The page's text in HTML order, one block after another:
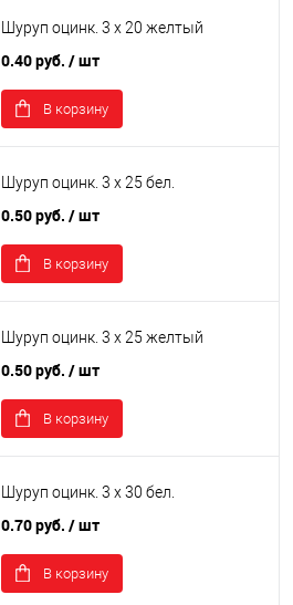
Шуруп оцинк. 3 х 20 желтый
0.40 руб. / шт
В корзину
Шуруп оцинк. 3 х 25 бел.
0.50 руб. / шт
В корзину
Шуруп оцинк. 3 х 25 желтый
0.50 руб. / шт
В корзину
Шуруп оцинк. 3 х 30 бел.
0.70 руб. / шт
В корзину